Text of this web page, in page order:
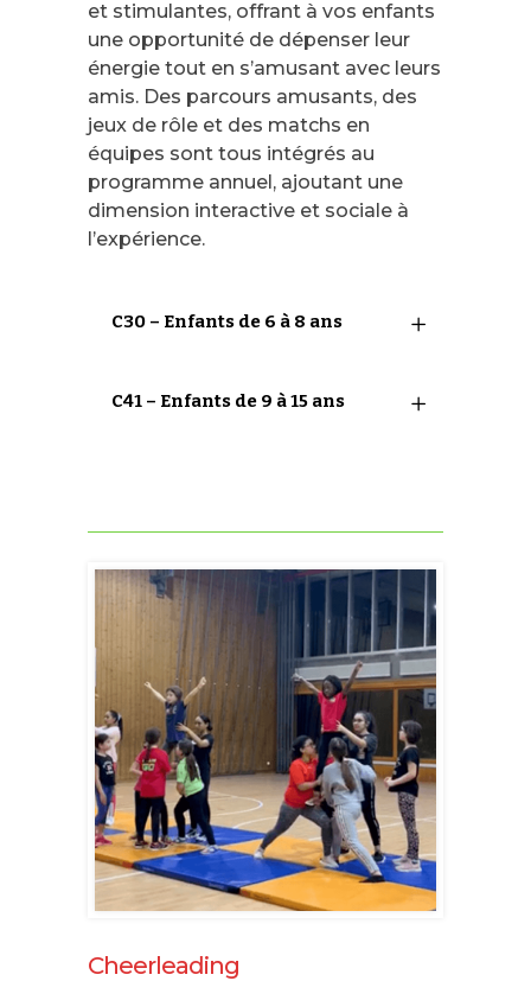
et stimulantes, offrant à vos enfants
une opportunité de dépenser leur
énergie tout en s’amusant avec leurs
amis. Des parcours amusants, des
jeux de rôle et des matchs en
équipes sont tous intégrés au
programme annuel, ajoutant une
dimension interactive et sociale à
l’expérience.
C30 – Enfants de 6 à 8 ans
C41 – Enfants de 9 à 15 ans
Cheerleading